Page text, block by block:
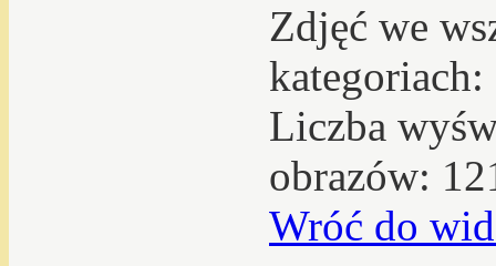
Zdjęć we
kategoriach:
Liczba
obrazów:
Wróć do